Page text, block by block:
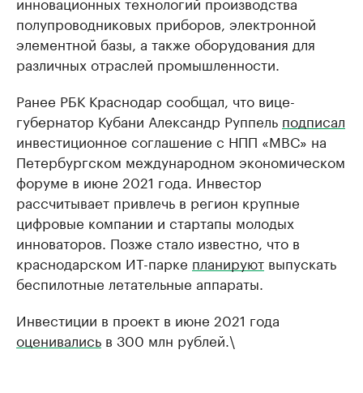
полупроводниковых приборов, электронной
элементной базы, а также оборудования для
различных отраслей промышленности.
Ранее РБК Краснодар сообщал, что вице-
губернатор Кубани Александр Руппель подписал
инвестиционное соглашение с НПП «МВС» на
Петербургском международном экономическом
форуме в июне 2021 года. Инвестор
рассчитывает привлечь в регион крупные
цифровые компании и стартапы молодых
инноваторов. Позже стало известно, что в
краснодарском ИT-парке планируют выпускать
беспилотные летательные аппараты.
Инвестиции в проект в июне 2021 года
оценивались в 300 млн рублей.\